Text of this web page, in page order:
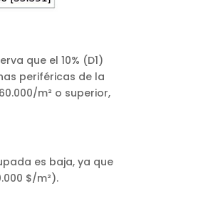
que el 10% (D1)
periféricas de la
m² o superior,
es baja, ya que
$/m²).